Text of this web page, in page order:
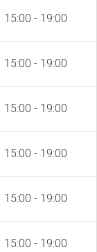
15:00 - 19:00
15:00 - 19:00
15:00 - 19:00
15:00 - 19:00
15:00 - 19:00
15:00 - 19:00